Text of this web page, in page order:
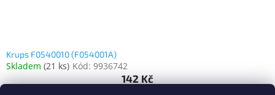
Krups F0540010 (F054001A)
Skladem (21 ks) Kód: 9936742
142 Kč